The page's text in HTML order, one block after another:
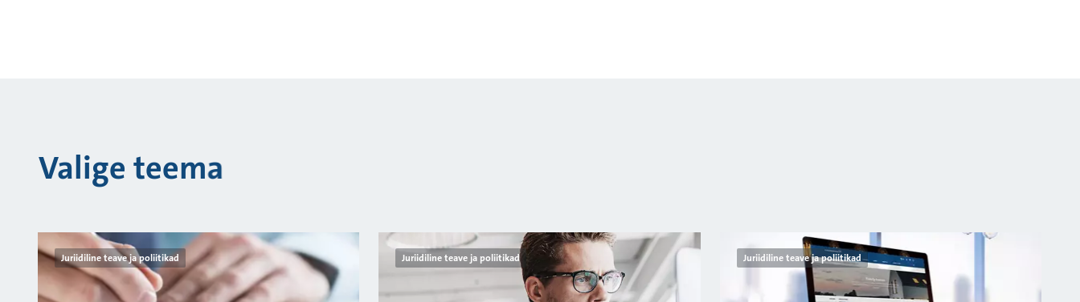
Valige teema
Juriidiline teave ja poliitikad Juriidiline teave ja poliitikad Juriidiline teave ja poliitikad